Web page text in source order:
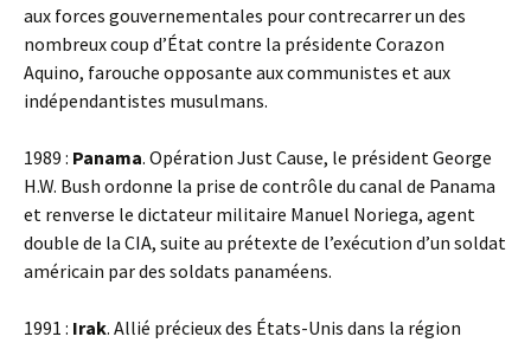
aux forces gouvernementales pour contrecarrer un des
nombreux coup d’État contre la présidente Corazon
Aquino, farouche opposante aux communistes et aux
indépendantistes musulmans.
1989 : Panama. Opération Just Cause, le président George
H.W. Bush ordonne la prise de contrôle du canal de Panama
et renverse le dictateur militaire Manuel Noriega, agent
double de la CIA, suite au prétexte de l’exécution d’un soldat
américain par des soldats panaméens.
1991 : Irak. Allié précieux des États-Unis dans la région